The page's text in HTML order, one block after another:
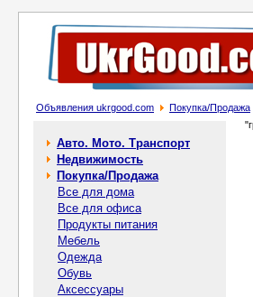
Объявления ukrgood.com Покупка/Продажа
Авто. Мото. Транспорт
Недвижимость
Покупка/Продажа
Все для дома
Все для офиса
Продукты питания
Мебель
Одежда
Обувь
Аксессуары